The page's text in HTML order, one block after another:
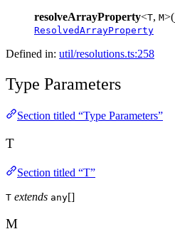
resolveArrayProperty<T, M>(
ResolvedArrayProperty
Defined in: util/resolutions.ts:258
Type Parameters
Section titled “Type Parameters”
T
Section titled “T”
T extends any[]
M